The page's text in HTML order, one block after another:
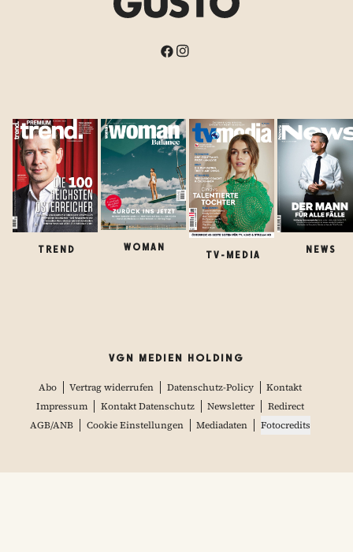
TREND WOMAN
TV-MEDIA
NEWS
VGN MEDIEN HOLDING
Abo Vertrag widerrufen Datenschutz-Policy
Kontakt
Impressum
Kontakt Datenschutz Newsletter
Redirect
AGB/ANB
Cookie Einstellungen Mediadaten Fotocredits